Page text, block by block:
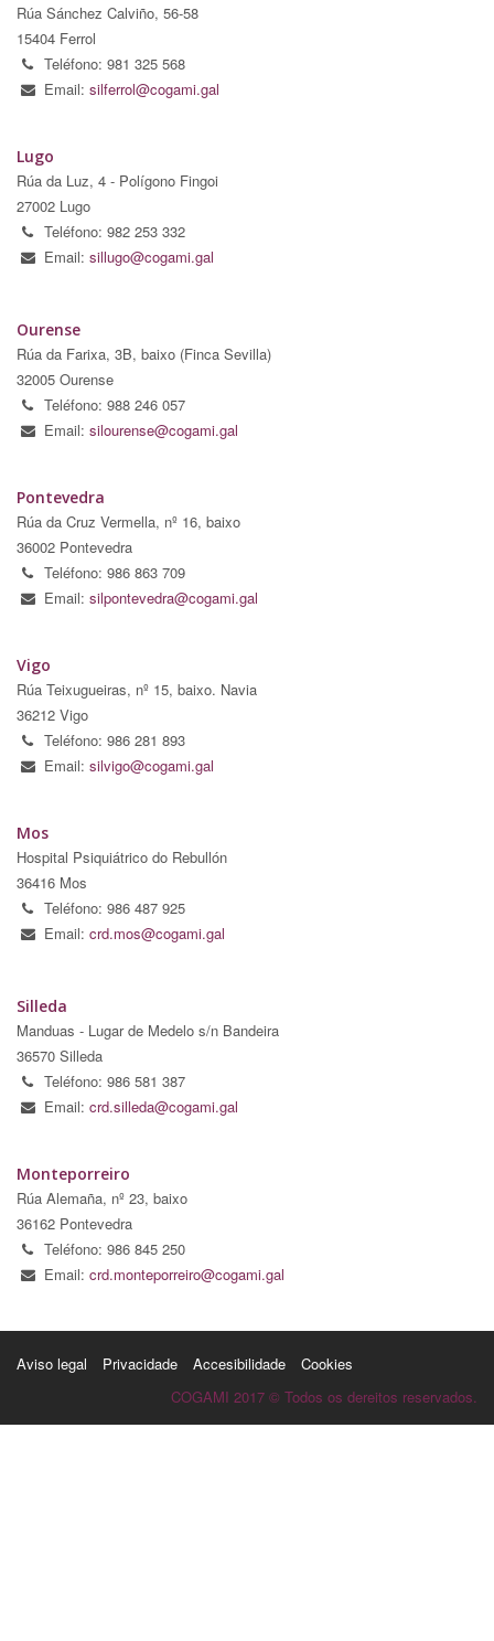
Rúa Sánchez Calviño, 56-58
15404 Ferrol
Teléfono: 981 325 568
Email: silferrol@cogami.gal
Lugo
Rúa da Luz, 4 - Polígono Fingoi
27002 Lugo
Teléfono: 982 253 332
Email: sillugo@cogami.gal
Ourense
Rúa da Farixa, 3B, baixo (Finca Sevilla)
32005 Ourense
Teléfono: 988 246 057
Email: silourense@cogami.gal
Pontevedra
Rúa da Cruz Vermella, nº 16, baixo
36002 Pontevedra
Teléfono: 986 863 709
Email: silpontevedra@cogami.gal
Vigo
Rúa Teixugueiras, nº 15, baixo. Navia
36212 Vigo
Teléfono: 986 281 893
Email: silvigo@cogami.gal
Mos
Hospital Psiquiátrico do Rebullón
36416 Mos
Teléfono: 986 487 925
Email: crd.mos@cogami.gal
Silleda
Manduas - Lugar de Medelo s/n Bandeira
36570 Silleda
Teléfono: 986 581 387
Email: crd.silleda@cogami.gal
Monteporreiro
Rúa Alemaña, nº 23, baixo
36162 Pontevedra
Teléfono: 986 845 250
Email: crd.monteporreiro@cogami.gal
Aviso legal Privacidade Accesibilidade
Cookies
COGAMI 2017 © Todos os dereitos reservados.